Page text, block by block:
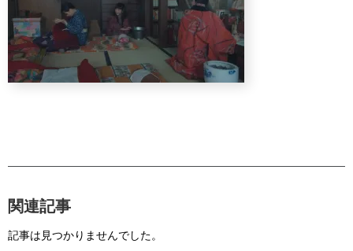
関連記事
記事は見つかりませんでした。